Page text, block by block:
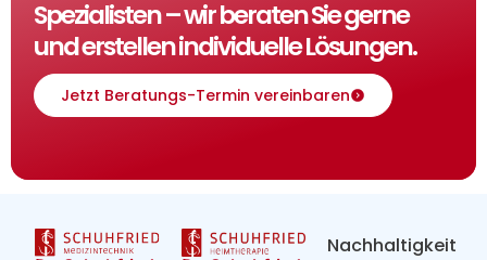
Spezialisten – wir beraten Sie gerne
und erstellen individuelle Lösungen.
Jetzt Beratungs-Termin vereinbaren
Nachhaltigkeit